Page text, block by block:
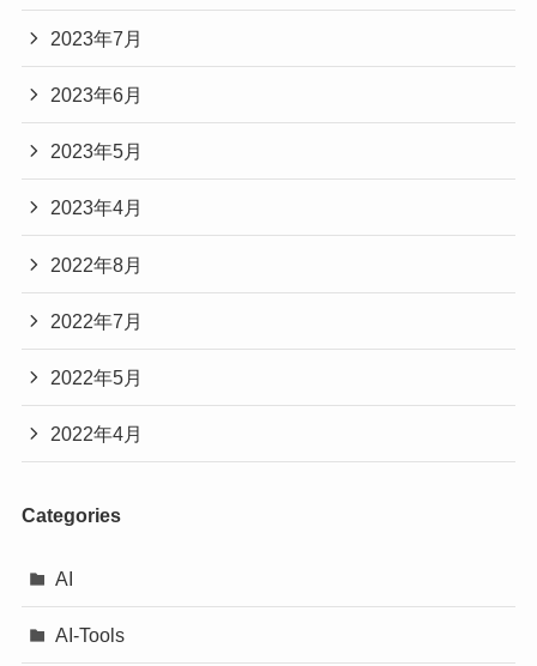
2023年7月
2023年6月
2023年5月
2023年4月
2022年8月
2022年7月
2022年5月
2022年4月
Categories
AI
AI-Tools